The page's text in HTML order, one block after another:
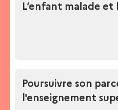
L’enfant malade et
Poursuivre son
l'enseignement